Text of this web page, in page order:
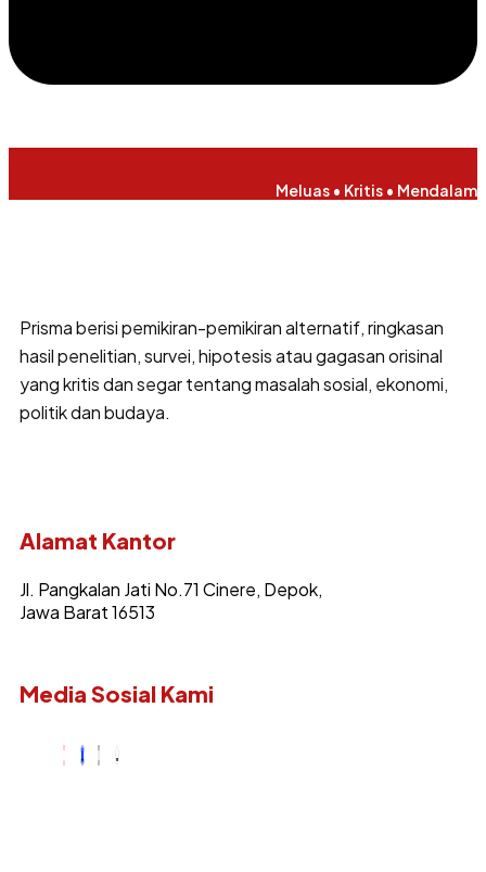
Meluas • Kritis • Mendalam
Prisma berisi pemikiran-pemikiran alternatif, ringkasan
hasil penelitian, survei, hipotesis atau gagasan orisinal
yang kritis dan segar tentang masalah sosial, ekonomi,
politik dan budaya.
Alamat Kantor
Jl. Pangkalan Jati No.71 Cinere, Depok,
Jawa Barat 16513
Media Sosial Kami